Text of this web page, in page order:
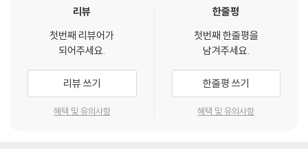
리뷰
첫번째 리뷰어가
되어주세요.
리뷰 쓰기
혜택 및 유의사항
한줄평
첫번째 한줄평을
남겨주세요.
한줄평 쓰기
혜택 및 유의사항